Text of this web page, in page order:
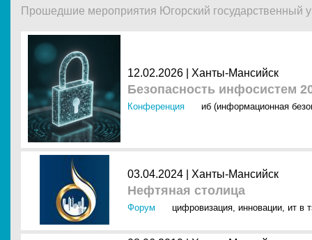
Прошедшие мероприятия Югорский государственный
12.02.2026 | Ханты-Мансийск
Безопасность инфосистем
Конференция иб (информационная
03.04.2024 | Ханты-Мансийск
Нефтяная столица
Форум цифровизация, инновации, ит в